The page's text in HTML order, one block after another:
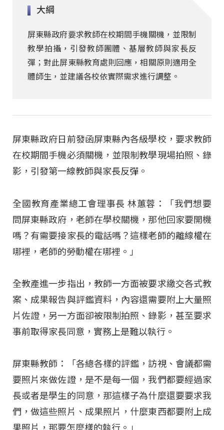
大綱
屏東縣政府要求教師在校期間手機關機，並限制
教學拍攝，引發教師團體、基層教師與家長反
彈；對此屏東縣教育處則回應，相關原則適用全
體師生，並建議各校依實際需求進行調整。
屏東縣政府日前發函屏東縣內各級學校，要求教師
在校期間手機必須關機，並限制教學現場拍照、錄
影，引發第一線教師與家長反彈。
全國教育產業總工會理事長 林蕙蓉：「我們想要
問屏東縣政府，老師在學校關機，那他回家要開機
嗎？有需要接家長的電話嗎？這樣老師的離線權在
哪裡，老師的勞動權在哪裡。」
全教產進一步指出，教師一方面被要求繳交各式教
案、成果報告與評鑑資料，內容還需要附上大量照
片佐證，另一方面卻被限制拍照、錄影，甚至要求
事前取得家長同意，實務上是難以執行。
屏東縣教師：「各總各樣的評鑑，訪視、會議都需
要照片來做佐證，是不是每一個，我們都要經過家
長或者是學生的同意，那這樣子為什麼還要要求我
們，做這些照片、成果照片，什麼東西都要附上成